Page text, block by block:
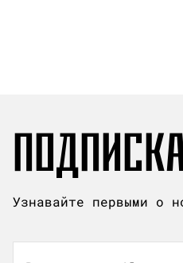
Узнавайте первыми о